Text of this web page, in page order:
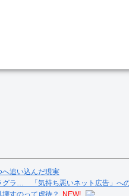
追い込んだ現実
グラ… 「気持ち悪いネット広告」へ